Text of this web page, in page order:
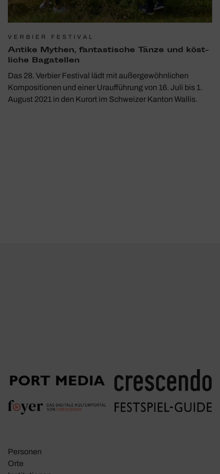
VERBIER FESTIVAL
Antike Mythen, fantas­ti­sche Tänze und köst­
liche Baga­tellen
Das 28. Verbier Festival lädt mit außergewöhnlichen
Kompositionen und einer Uraufführung von 16. Juli bis 1.
August 2021 in den Kurort im Schweizer Kanton Wallis.
Personen
Orte